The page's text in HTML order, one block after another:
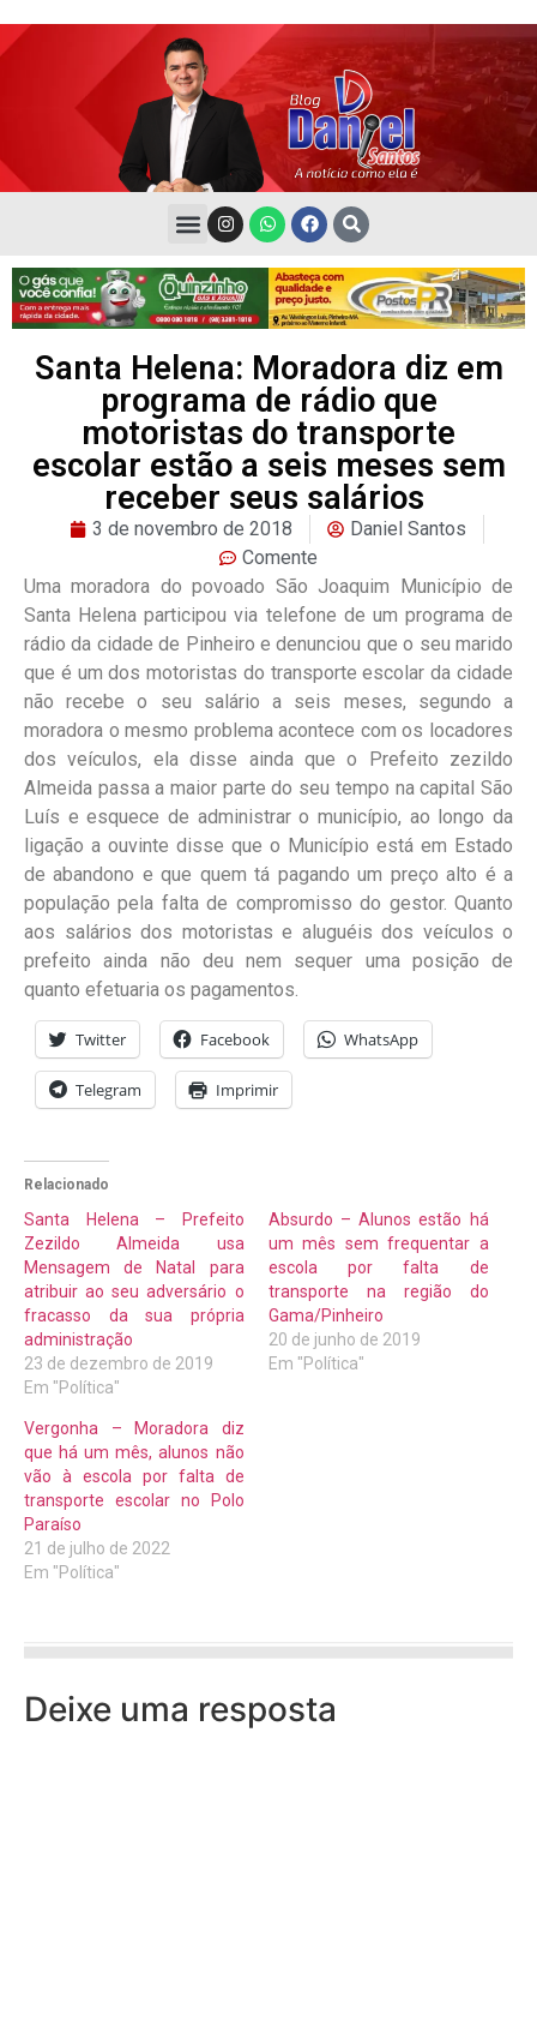
Santa Helena: Moradora diz em
programa de rádio que
motoristas do transporte
escolar estão a seis meses sem
receber seus salários
3 de novembro de 2018
Daniel Santos
Comente
Uma moradora do povoado São Joaquim Município de
Santa Helena participou via telefone de um programa de
rádio da cidade de Pinheiro e denunciou que o seu marido
que é um dos motoristas do transporte escolar da cidade
não recebe o seu salário a seis meses, segundo a
moradora o mesmo problema acontece com os locadores
dos veículos, ela disse ainda que o Prefeito zezildo
Almeida passa a maior parte do seu tempo na capital São
Luís e esquece de administrar o município, ao longo da
ligação a ouvinte disse que o Município está em Estado
de abandono e que quem tá pagando um preço alto é a
população pela falta de compromisso do gestor. Quanto
aos salários dos motoristas e aluguéis dos veículos o
prefeito ainda não deu nem sequer uma posição de
quanto efetuaria os pagamentos.
Twitter Facebook WhatsApp
Telegram Imprimir
Relacionado
Santa Helena – Prefeito
Zezildo Almeida usa
Mensagem de Natal para
atribuir ao seu adversário o
fracasso da sua própria
administração
23 de dezembro de 2019
Em "Política"
Absurdo – Alunos estão há
um mês sem frequentar a
escola por falta de
transporte na região do
Gama/Pinheiro
20 de junho de 2019
Em "Política"
Vergonha – Moradora diz
que há um mês, alunos não
vão à escola por falta de
transporte escolar no Polo
Paraíso
21 de julho de 2022
Em "Política"
Deixe uma resposta